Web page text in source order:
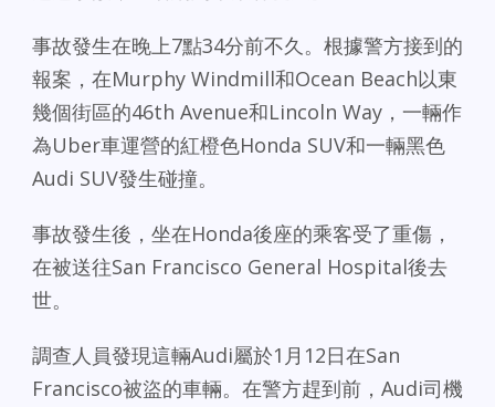
事故發生在晚上7點34分前不久。根據警方接到的
報案，在Murphy Windmill和Ocean Beach以東
幾個街區的46th Avenue和Lincoln Way，一輛作
為Uber車運營的紅橙色Honda SUV和一輛黑色
Audi SUV發生碰撞。
事故發生後，坐在Honda後座的乘客受了重傷，
在被送往San Francisco General Hospital後去
世。
調查人員發現這輛Audi屬於1月12日在San
Francisco被盜的車輛。在警方趕到前，Audi司機